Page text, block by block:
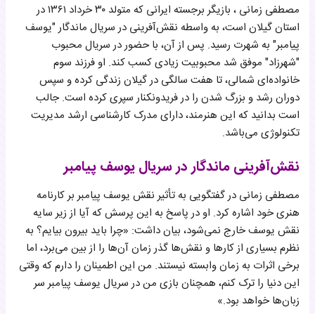
مصطفی زمانی ، بازیگر برجسته ایرانی که متولد ۳۰ خرداد ۱۳۶۱ در
استان گیلان است، به واسطه نقش‌آفرینی در سریال ماندگار "یوسف
پیامبر" به شهرت رسید. پس از آن، با حضور در سریال محبوب
"شهرزاد" موفق شد محبو‌بیت زیادی کسب کند. او فرزند سوم
خانواده‌ای شمالی، تا هفت سالگی در گیلان زندگی کرده و سپس
دوران رشد و بزرگ شدن را در فریدونکنار سپری کرده است. جالب
است بدانید که این هنرمند، دارای مدرک کارشناسی ارشد مدیریت
تکنولوژی می‌باشد.
نقش‌آفرینی ماندگار در سریال یوسف پیامبر
مصطفی زمانی در گفتگویی به تأثیر نقش یوسف پیامبر بر کارنامه
هنری خود اشاره کرد. او در پاسخ به این پرسش که آیا از زیر سایه
نقش یوسف خارج نمی‌شود، بیان داشت: «چرا باید بیرون بیایم؟ به
نظرم بسیاری از کارها و نقش‌ها گذر زمان آن‌ها را از بین می‌برد، اما
برخی اثرات به زمان وابسته نیستند. من این اطمینان را دارم که وقتی
این دنیا را ترک کنم، همچنان بازی من در سریال یوسف پیامبر سر
زبان‌ها خواهد بود.»